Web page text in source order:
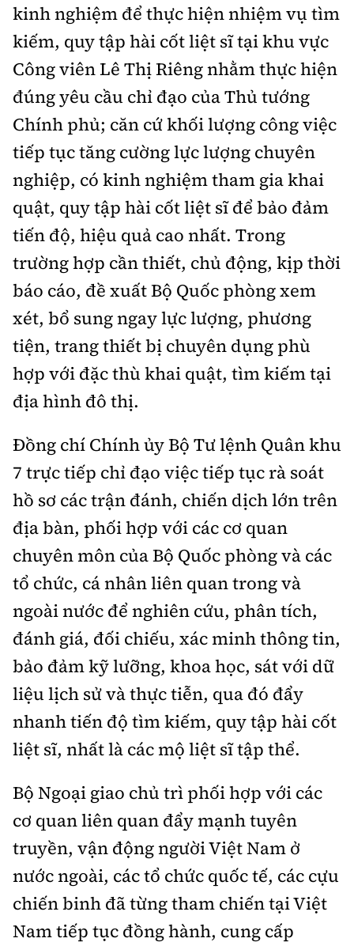
kinh nghiệm để thực hiện nhiệm vụ tìm
kiếm, quy tập hài cốt liệt sĩ tại khu vực
Công viên Lê Thị Riêng nhằm thực hiện
đúng yêu cầu chỉ đạo của Thủ tướng
Chính phủ; căn cứ khối lượng công việc
tiếp tục tăng cường lực lượng chuyên
nghiệp, có kinh nghiệm tham gia khai
quật, quy tập hài cốt liệt sĩ để bảo đảm
tiến độ, hiệu quả cao nhất. Trong
trường hợp cần thiết, chủ động, kịp thời
báo cáo, đề xuất Bộ Quốc phòng xem
xét, bổ sung ngay lực lượng, phương
tiện, trang thiết bị chuyên dụng phù
hợp với đặc thù khai quật, tìm kiếm tại
địa hình đô thị.
Đồng chí Chính ủy Bộ Tư lệnh Quân khu
7 trực tiếp chỉ đạo việc tiếp tục rà soát
hồ sơ các trận đánh, chiến dịch lớn trên
địa bàn, phối hợp với các cơ quan
chuyên môn của Bộ Quốc phòng và các
tổ chức, cá nhân liên quan trong và
ngoài nước để nghiên cứu, phân tích,
đánh giá, đối chiếu, xác minh thông tin,
bảo đảm kỹ lưỡng, khoa học, sát với dữ
liệu lịch sử và thực tiễn, qua đó đẩy
nhanh tiến độ tìm kiếm, quy tập hài cốt
liệt sĩ, nhất là các mộ liệt sĩ tập thể.
Bộ Ngoại giao chủ trì phối hợp với các
cơ quan liên quan đẩy mạnh tuyên
truyền, vận động người Việt Nam ở
nước ngoài, các tổ chức quốc tế, các cựu
chiến binh đã từng tham chiến tại Việt
Nam tiếp tục đồng hành, cung cấp